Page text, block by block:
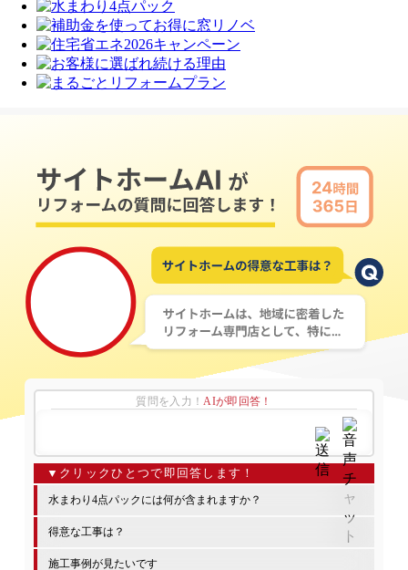
質問を入力！AIが即回答！
水まわり4点パックには何が含まれますか？
得意な工事は？
施工事例が見たいです